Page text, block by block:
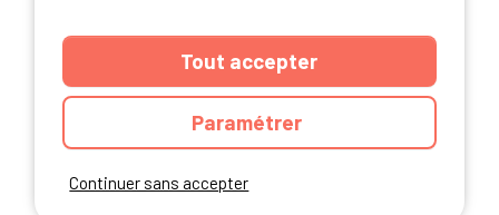
Continuer sans accepter
Tout accepter
Paramétrer